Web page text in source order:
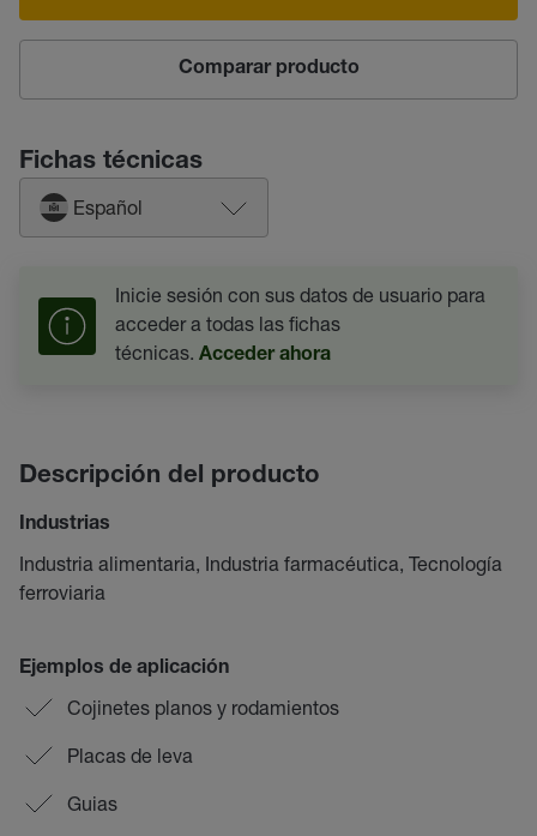
Comparar producto
Fichas técnicas
Español
Inicie sesión con sus datos de usuario para
acceder a todas las fichas
técnicas. Acceder ahora
Descripción del producto
Industrias
Industria alimentaria, Industria farmacéutica, Tecnología
ferroviaria
Ejemplos de aplicación
Cojinetes planos y rodamientos
Placas de leva
Guias